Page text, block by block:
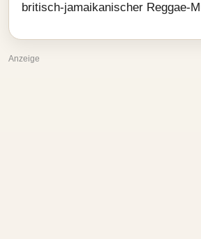
britisch-jamaikanischer Reggae-
Anzeige